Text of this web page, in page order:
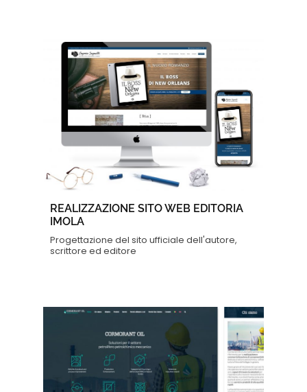
REALIZZAZIONE SITO WEB EDITORIA
IMOLA
Progettazione del sito ufficiale dell'autore,
scrittore ed editore